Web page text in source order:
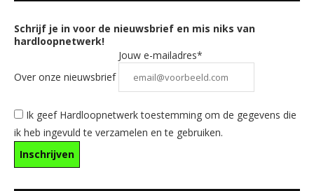
Schrijf je in voor de nieuwsbrief en mis niks van
hardloopnetwerk!
Over onze nieuwsbrief
Jouw e-mailadres*
Ik geef Hardloopnetwerk toestemming om de gegevens die
ik heb ingevuld te verzamelen en te gebruiken.